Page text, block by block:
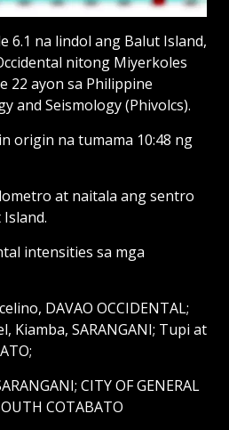
6.1 na lindol ang Balut Island,
nitong Miyerkoles
22 ayon sa Philippine
and Seismology (Phivolcs).
origin na tumama 10:48 ng
at naitala ang sentro
intensities sa mga
DAVAO OCCIDENTAL;
Kiamba, SARANGANI; Tupi at
CITY OF GENERAL
COTABATO